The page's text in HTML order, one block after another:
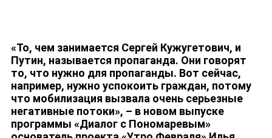
«То, чем занимается Сергей Кужугетович, и
Путин, называется пропаганда. Они говорят
то, что нужно для пропаганды. Вот сейчас,
например, нужно успокоить граждан, потому
что мобилизация вызвала очень серьезные
негативные потоки», – в новом выпуске
программы «Диалог с Пономаревым»